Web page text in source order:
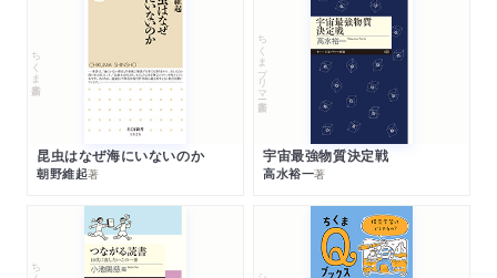
ちくま新書
昆虫はなぜ海にいないのか
朝野維起著
ちくまプリマー新書
宇宙最強物質決定戦
高水裕一著